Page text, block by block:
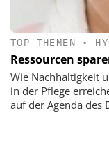
TOP-THEMEN •
Ressourcen
Wie Nachhaltigkeit
in der Pflege
auf der Agenda des